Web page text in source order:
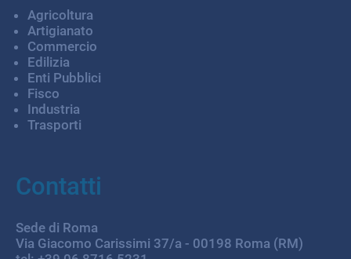
Agricoltura
Artigianato
Commercio
Edilizia
Enti Pubblici
Fisco
Industria
Trasporti
Contatti
Sede di Roma
Via Giacomo Carissimi 37/a - 00198 Roma (RM)